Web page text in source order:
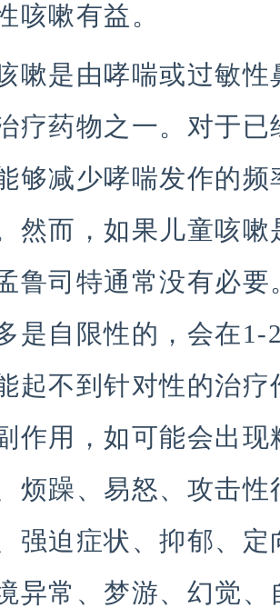
咳嗽有益。
嗽是由哮喘或过敏
疗药物之一。对于
够减少哮喘发作的
然而，如果儿童咳
鲁司特通常没有必
是自限性的，会在
起不到针对性的治
作用，如可能会出
烦躁、易怒、攻击
强迫症状、抑郁、
异常、梦游、幻觉